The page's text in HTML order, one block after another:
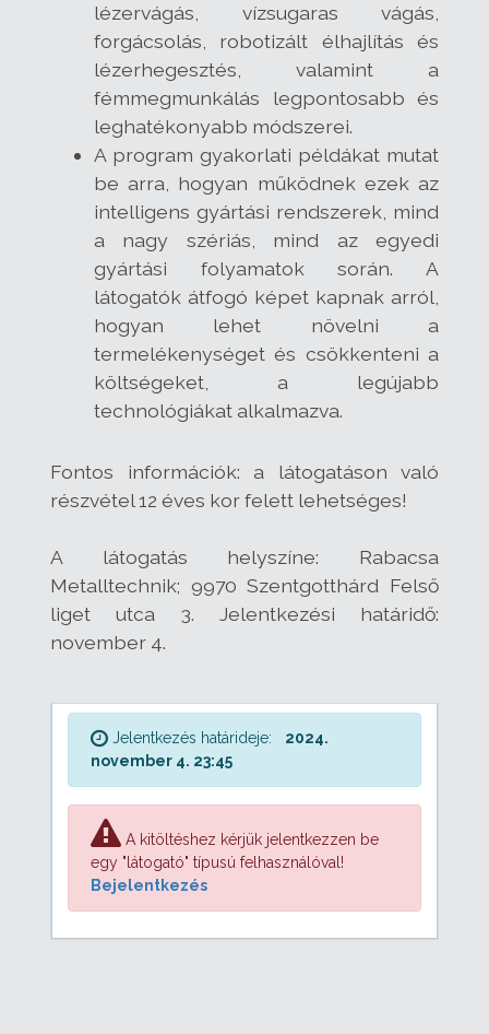
lézervágás, vízsugaras vágás,
forgácsolás, robotizált élhajlítás és
lézerhegesztés, valamint a
fémmegmunkálás legpontosabb és
leghatékonyabb módszerei.
A program gyakorlati példákat mutat
be arra, hogyan működnek ezek az
intelligens gyártási rendszerek, mind
a nagy szériás, mind az egyedi
gyártási folyamatok során. A
látogatók átfogó képet kapnak arról,
hogyan lehet növelni a
termelékenységet és csökkenteni a
költségeket, a legújabb
technológiákat alkalmazva.
Fontos információk: a látogatáson való
részvétel 12 éves kor felett lehetséges!
A látogatás helyszíne: Rabacsa
Metalltechnik; 9970 Szentgotthárd Felső
liget utca 3. Jelentkezési határidő:
november 4.
Jelentkezés határideje:
2024.
november 4. 23:45
A kitöltéshez kérjük jelentkezzen be
egy "látogató" típusú felhasználóval!
Bejelentkezés